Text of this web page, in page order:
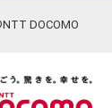
DOCOMO